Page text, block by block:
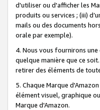
d'utiliser ou d'afficher les
produits ou services ; (iii)
mails ou des documents
orale par exemple).
4. Nous vous fournirons
quelque manière que ce
retirer des éléments de
5. Chaque Marque
élément visuel, graphique
Marque d'Amazon.